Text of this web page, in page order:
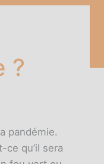
?
pandémie.
qu’il sera